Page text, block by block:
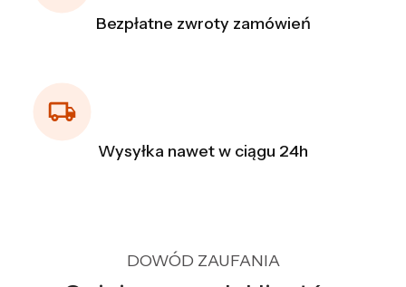
Bezpłatne zwroty zamówień
Wysyłka nawet w ciągu 24h
DOWÓD ZAUFANIA